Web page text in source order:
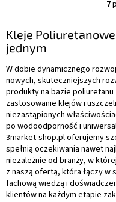
7
Kleje
jednym
W dobie dynamicznego
nowych, skuteczniejszych
produkty na bazie poliuretanu
zastosowanie klejów i
niezastąpionych
po wodoodporność i
3market-shop.pl oferujemy
spełnią oczekiwania nawet
niezależnie od branży, w
z naszą ofertą, która łączy
fachową wiedzą i
klientów na każdym etapie